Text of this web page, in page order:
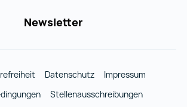
Newsletter
Datenschutz
Impressum
Stellenausschreibungen